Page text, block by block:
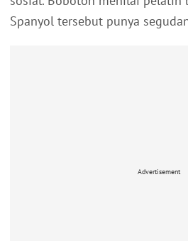
Spanyol tersebut punya
Advertisement